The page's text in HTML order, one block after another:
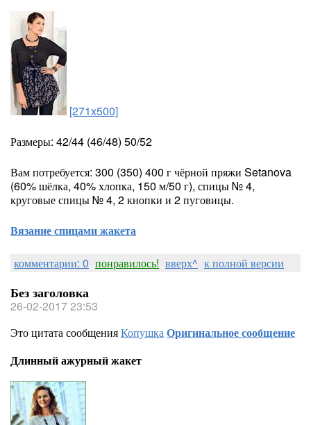
[271x500]
Размеры: 42/44 (46/48) 50/52
Вам потребуется: 300 (350) 400 г чёрной пряжи Setanova
(60% шёлка, 40% хлопка, 150 м/50 г), спицы № 4,
круговые спицы № 4, 2 кнопки и 2 пуговицы.
Вязание спицами жакета
комментарии: 0 понравилось! вверх^ к полной версии
Без заголовка
26-02-2017 23:53
Это цитата сообщенияКопушка Оригинальное сообщение
Длинный ажурный жакет